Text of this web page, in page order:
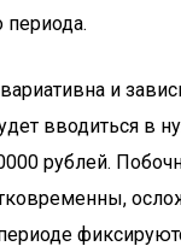
периода.
и
вводиться в
рублей.